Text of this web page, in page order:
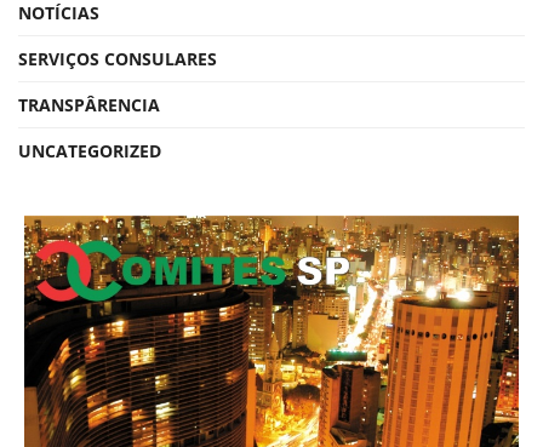
NOTÍCIAS
SERVIÇOS CONSULARES
TRANSPÂRENCIA
UNCATEGORIZED